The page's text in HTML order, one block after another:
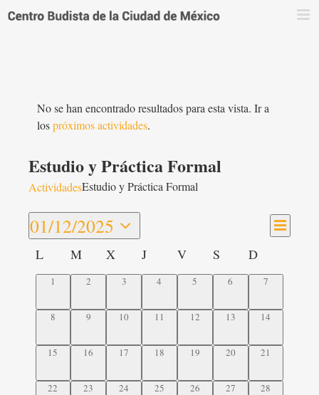
No se han encontrado resultados para esta vista. Ir a
lospróximos actividades.
Estudio y Práctica Formal
ActividadesEstudio y Práctica Formal
de
de
Mes
01/12/2025
Seleccionar
fecha.
Calendario
de
Actividades
L M X J V S D
01
0
2
0
3
0
4
0
5
0
6
0
7
0
8
0
9
010
011
012
013
014
015
016
017
018
019
0
20
0
21
0
22
0
23
0
24
0
25
0
26
0
27
0
28